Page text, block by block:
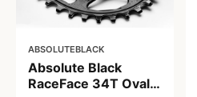
ABSOLUTEBLACK
Absolute Black
RaceFace 34T Oval